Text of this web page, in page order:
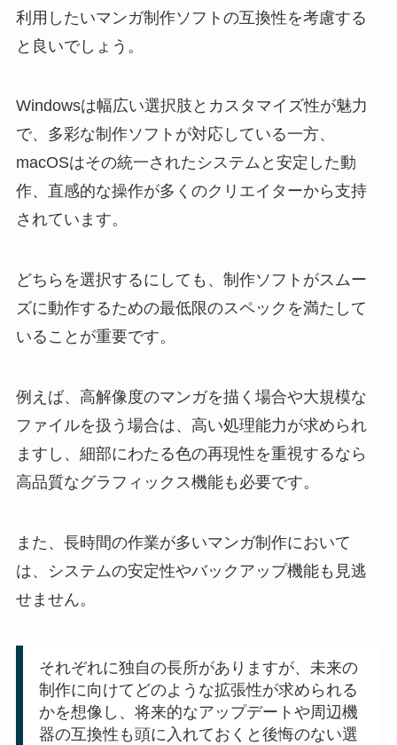
利用したいマンガ制作ソフトの互換性を考慮する
と良いでしょう。
Windowsは幅広い選択肢とカスタマイズ性が魅力
で、多彩な制作ソフトが対応している一方、
macOSはその統一されたシステムと安定した動
作、直感的な操作が多くのクリエイターから支持
されています。
どちらを選択するにしても、制作ソフトがスムー
ズに動作するための最低限のスペックを満たして
いることが重要です。
例えば、高解像度のマンガを描く場合や大規模な
ファイルを扱う場合は、高い処理能力が求められ
ますし、細部にわたる色の再現性を重視するなら
高品質なグラフィックス機能も必要です。
また、長時間の作業が多いマンガ制作において
は、システムの安定性やバックアップ機能も見逃
せません。
それぞれに独自の長所がありますが、未来の
制作に向けてどのような拡張性が求められる
かを想像し、将来的なアップデートや周辺機
器の互換性も頭に入れておくと後悔のない選